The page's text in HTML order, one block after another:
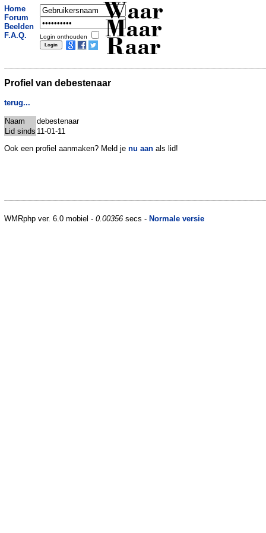
Home
Forum
Beelden
F.A.Q.
Login onthouden
Waar
Maar
Raar
Profiel van debestenaar
terug...
Naam
debestenaar
Lid sinds 11-01-11
Ook een profiel aanmaken? Meld je nu aan als lid!
WMRphp ver. 6.0 mobiel - 0.00356 secs - Normale versie